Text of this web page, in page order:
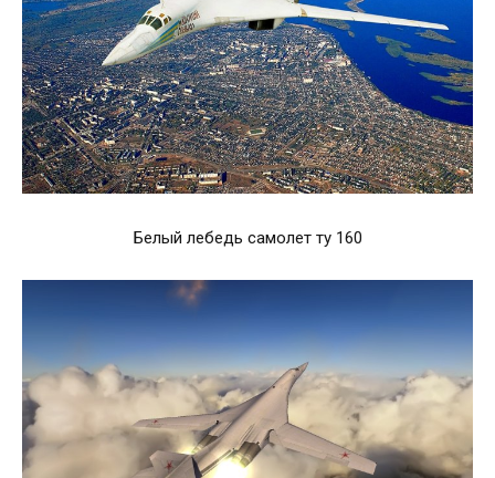
Белый лебедь самолет ту 160